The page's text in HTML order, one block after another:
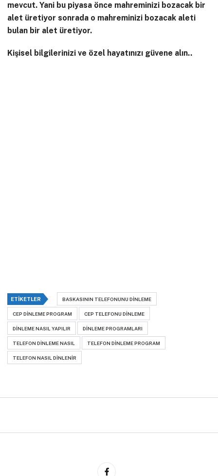
mevcut. Yani bu piyasa önce mahreminizi bozacak bir
alet üretiyor sonrada o mahreminizi bozacak aleti
bulan bir alet üretiyor.
Kişisel bilgilerinizi ve özel hayatınızı güvene alın..
ETIKETLER BASKASININ TELEFONUNU DINLEME
CEP DINLEME PROGRAM CEP TELEFONU DINLEME
DINLEME NASIL YAPILIR DINLEME PROGRAMLARI
TELEFON DINLEME NASIL TELEFON DINLEME PROGRAM
TELEFON NASIL DINLENIR